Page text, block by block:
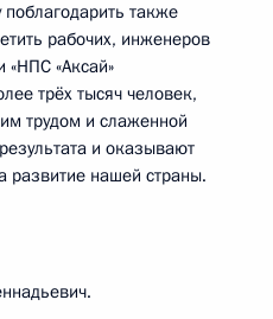
также
рабочих, инженеров
«Аксай»
трёх тысяч человек,
трудом и слаженной
и оказывают
развитие нашей страны.